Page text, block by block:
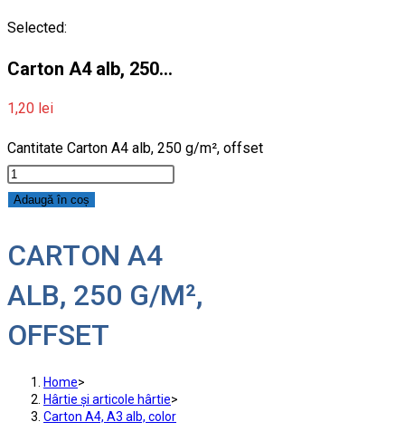
Selected:
Carton A4 alb, 250…
1,20 lei
Cantitate Carton A4 alb, 250 g/m², offset
Adaugă în coș
CARTON A4
ALB, 250 G/M²,
OFFSET
Home>
Hârtie și articole hârtie>
Carton A4, A3 alb, color